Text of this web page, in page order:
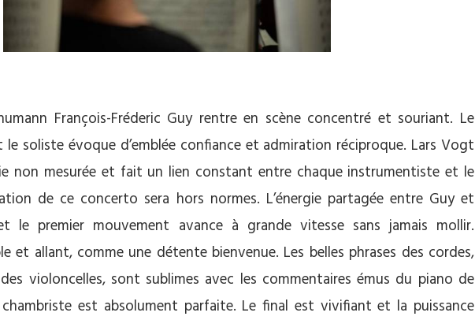
François-Fréderic Guy rentre en scène concentré et souriant. Le
soliste évoque d’emblée confiance et admiration réciproque. Lars Vogt
non mesurée et fait un lien constant entre chaque instrumentiste et le
de ce concerto sera hors normes. L’énergie partagée entre Guy et
le premier mouvement avance à grande vitesse sans jamais mollir.
et allant, comme une détente bienvenue. Les belles phrases des cordes,
violoncelles, sont sublimes avec les commentaires émus du piano de
est absolument parfaite. Le final est vivifiant et la puissance